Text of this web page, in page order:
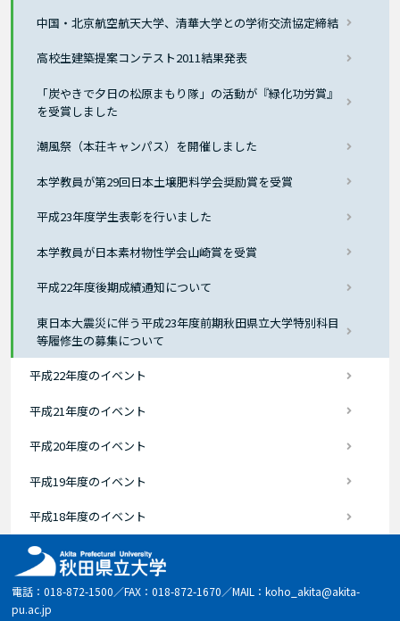
中国・北京航空航天大学、清華大学との学術交流協定締結
高校生建築提案コンテスト2011結果発表
「炭やきで夕日の松原まもり隊」の活動が『緑化功労賞』
を受賞しました
潮風祭（本荘キャンパス）を開催しました
本学教員が第29回日本土壌肥料学会奨励賞を受賞
平成23年度学生表彰を行いました
本学教員が日本素材物性学会山崎賞を受賞
平成22年度後期成績通知について
東日本大震災に伴う平成23年度前期秋田県立大学特別科目
等履修生の募集について
平成22年度のイベント
平成21年度のイベント
平成20年度のイベント
平成19年度のイベント
平成18年度のイベント
電話：018-872-1500／FAX：018-872-1670／MAIL：koho_akita@akita-
pu.ac.jp